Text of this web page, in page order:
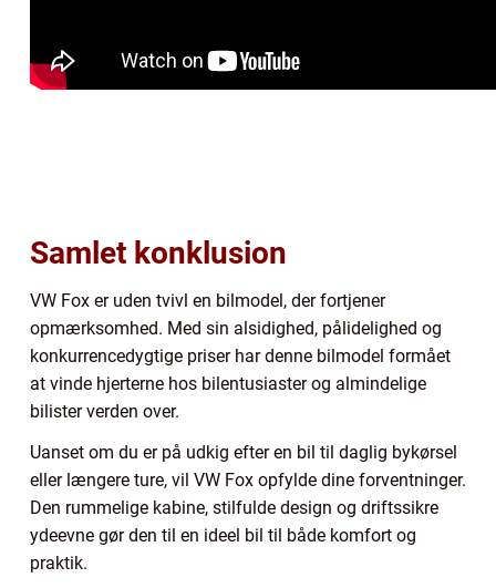
Samlet konklusion
VW Fox er uden tvivl en bilmodel, der fortjener
opmærksomhed. Med sin alsidighed, pålidelighed og
konkurrencedygtige priser har denne bilmodel formået
at vinde hjerterne hos bilentusiaster og almindelige
bilister verden over.
Uanset om du er på udkig efter en bil til daglig bykørsel
eller længere ture, vil VW Fox opfylde dine forventninger.
Den rummelige kabine, stilfulde design og driftssikre
ydeevne gør den til en ideel bil til både komfort og
praktik.